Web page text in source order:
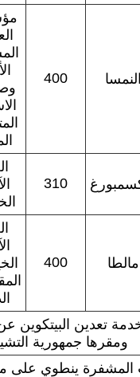
النمسا 400
310
مالطا 400
تعدين البيتكوين
ومقرها جمهورية
المشفرة ينطوي على